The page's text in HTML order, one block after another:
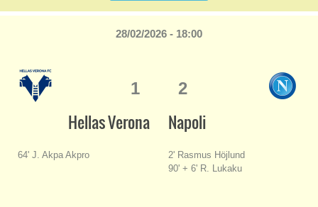
28/02/2026 - 18:00
1
Hellas Verona
64' J. Akpa Akpro
2
Napoli
2' Rasmus Höjlund
90' + 6' R. Lukaku